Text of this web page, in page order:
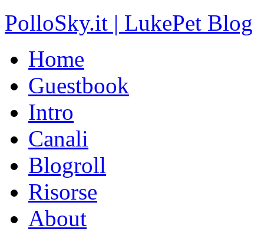
PolloSky.it | LukePet Blog
Home
Guestbook
Intro
Canali
Blogroll
Risorse
About